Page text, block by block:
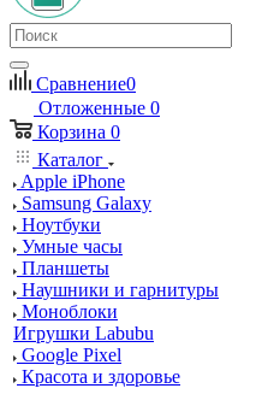
Сравнение0
Отложенные 0
Корзина 0
Каталог
Apple iPhone
Samsung Galaxy
Ноутбуки
Умные часы
Планшеты
Наушники и гарнитуры
Моноблоки
Игрушки Labubu
Google Pixel
Красота и здоровье